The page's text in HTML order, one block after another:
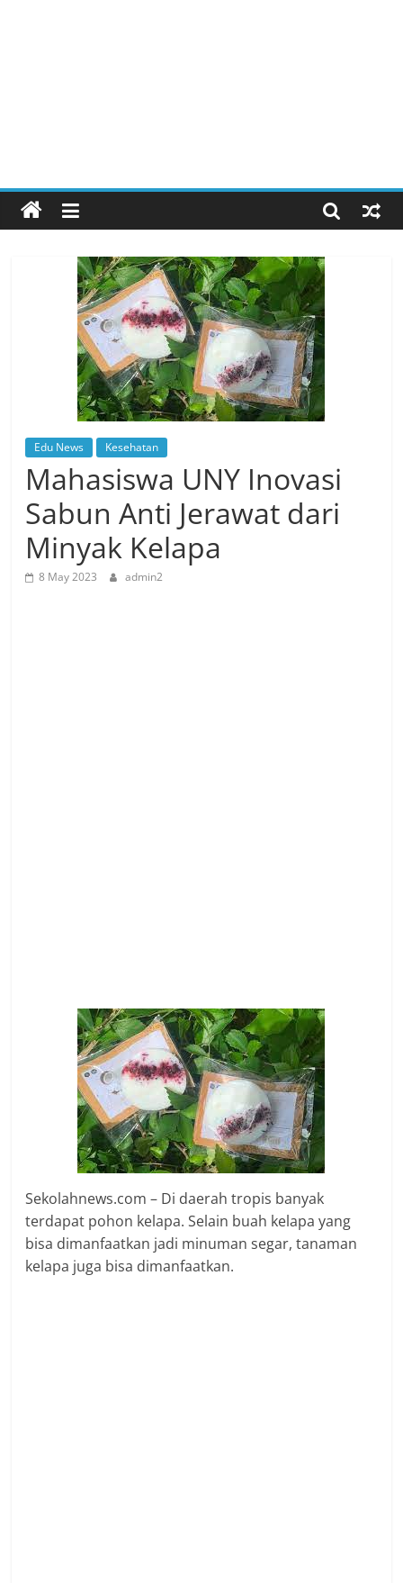
Edu News Kesehatan
Mahasiswa UNY Inovasi
Sabun Anti Jerawat dari
Minyak Kelapa
8 May 2023 admin2
Sekolahnews.com – Di daerah tropis banyak
terdapat pohon kelapa. Selain buah kelapa yang
bisa dimanfaatkan jadi minuman segar, tanaman
kelapa juga bisa dimanfaatkan.